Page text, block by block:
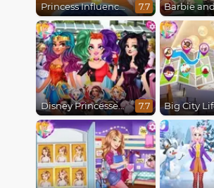
Princess Influencer Summer Tale 7.7
Disney Princesses Comicon Cosplay 7.7